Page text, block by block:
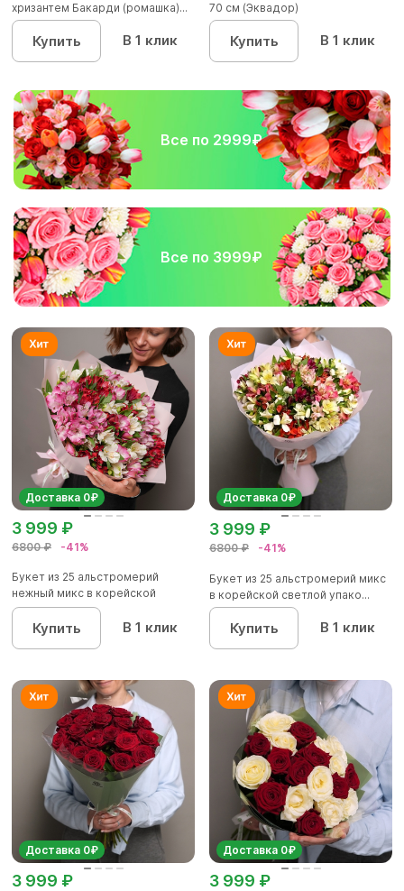
хризантем Бакарди (ромашка)...
Купить В 1 клик
70 см (Эквадор)
Купить В 1 клик
Все по 2999₽
Все по 3999₽
Доставка 0₽
6800 ₽ -41%
3 999 ₽
Букет из 25 альстромерий
нежный микс в корейской
упаков...
Купить В 1 клик
Доставка 0₽
6800 ₽ -41%
3 999 ₽
Букет из 25 альстромерий микс
в корейской светлой упако...
Купить В 1 клик
Доставка 0₽
3 999 ₽
Доставка 0₽
3 999 ₽